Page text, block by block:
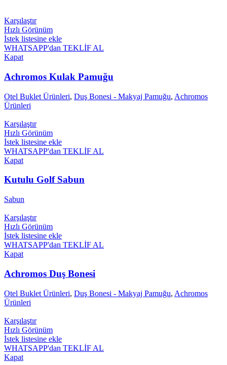
Karşılaştır
Hızlı Görünüm
İstek listesine ekle
WHATSAPP'dan TEKLİF AL
Kapat
Achromos Kulak Pamuğu
Otel Buklet Ürünleri, Duş Bonesi - Makyaj Pamuğu, Achromos
Ürünleri
Karşılaştır
Hızlı Görünüm
İstek listesine ekle
WHATSAPP'dan TEKLİF AL
Kapat
Kutulu Golf Sabun
Sabun
Karşılaştır
Hızlı Görünüm
İstek listesine ekle
WHATSAPP'dan TEKLİF AL
Kapat
Achromos Duş Bonesi
Otel Buklet Ürünleri, Duş Bonesi - Makyaj Pamuğu, Achromos
Ürünleri
Karşılaştır
Hızlı Görünüm
İstek listesine ekle
WHATSAPP'dan TEKLİF AL
Kapat